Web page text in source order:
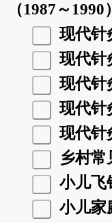
（1987～
现代针
现代针
现代针
现代针
现代针
乡村常
小儿飞
小儿家